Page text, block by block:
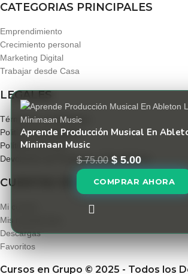
CATEGORIAS PRINCIPALES
Emprendimiento
Crecimiento personal
Marketing Digital
Trabajar desde Casa
LEGALES
Términos y condiciones
Politica de privacidad
Políticas de envío
Devolución de Productos y Reembolsos
CUENTAS DE USUARIO
Mi cuenta
Mis membresias
Descargas
Favoritos
Cursos en Grupo © 2025 - Todos los
Aprende Producción Musical En
Minimaan Music
$75.00 $5.00
COMPRAR AHORA